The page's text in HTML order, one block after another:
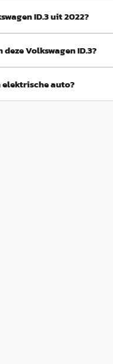
ID.3 uit 2022?
Volkswagen ID.3?
elektrische auto?